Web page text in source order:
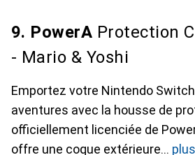
9. PowerA Protection
- Mario & Yoshi
Emportez votre Nintendo
aventures avec la housse de
officiellement licenciée de
offre une coque extérieure
plus